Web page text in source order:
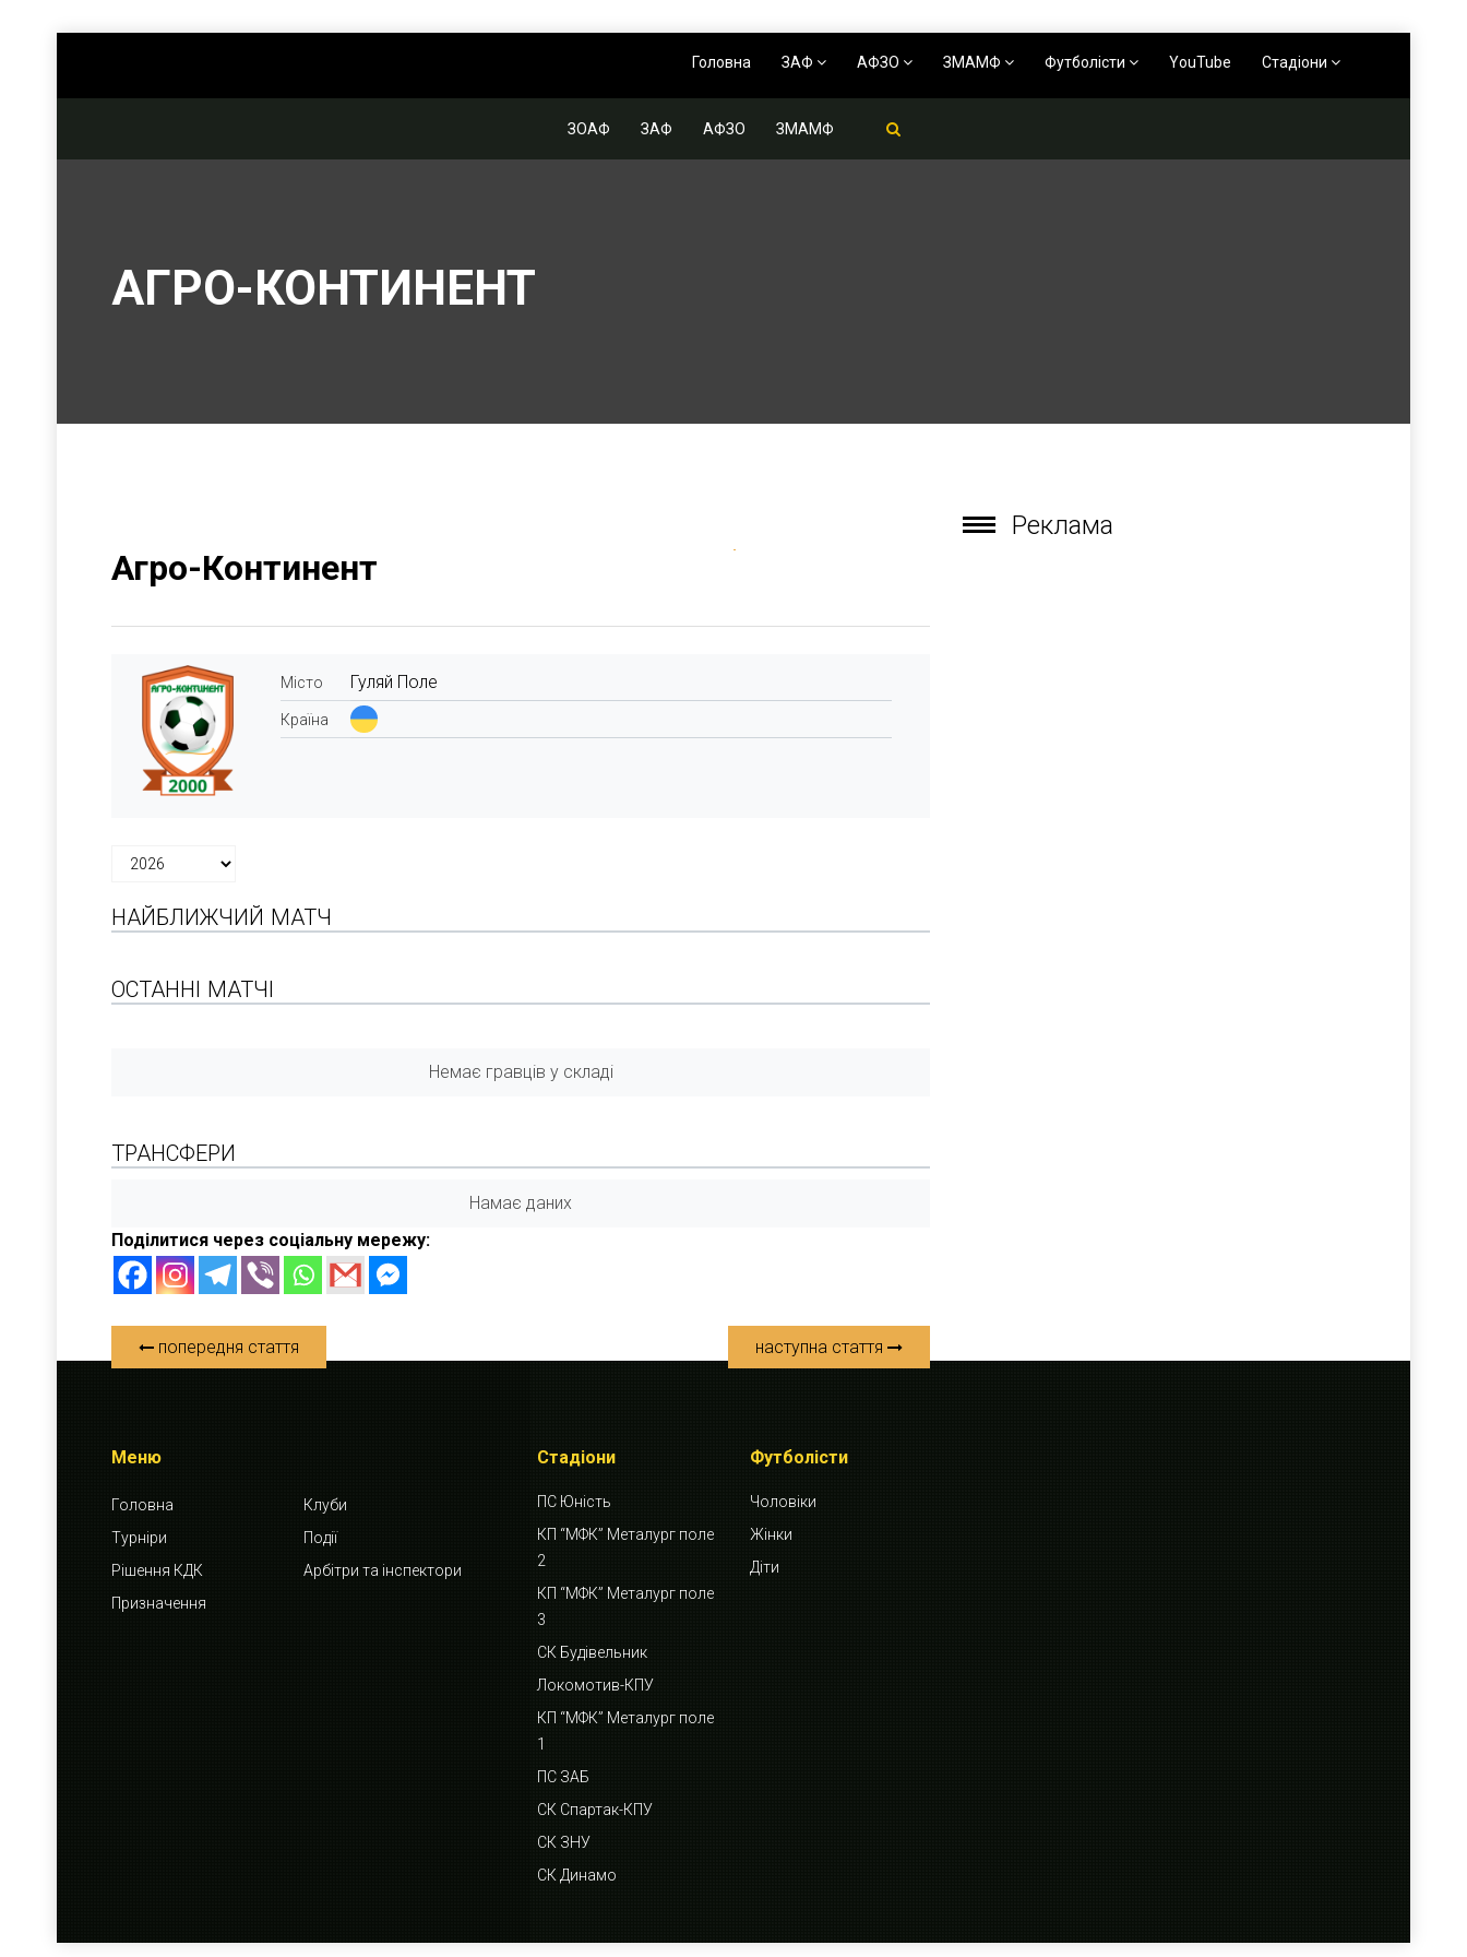
Головна ЗАФ АФЗО ЗМАМФ Футболісти YouTube Стадіони
ЗОАФ ЗАФ АФЗО ЗМАМФ
АГРО-КОНТИНЕНТ
Агро-Континент
Місто Гуляй Поле
Країна
НАЙБЛИЖЧИЙ МАТЧ
ОСТАННІ МАТЧІ
Немає гравців у складі
ТРАНСФЕРИ
Намає даних
Поділитися через соціальну мережу:
попередня стаття наступна стаття
Реклама
Меню
Головна
Клуби
Турніри
Події
Рішення КДК
Арбітри та інспектори
Призначення
Стадіони
ПС Юність
КП “МФК” Металург поле
2
КП “МФК” Металург поле
3
СК Будівельник
Локомотив-КПУ
КП “МФК” Металург поле
1
ПС ЗАБ
СК Спартак-КПУ
СК ЗНУ
СК Динамо
Футболісти
Чоловіки
Жінки
Діти